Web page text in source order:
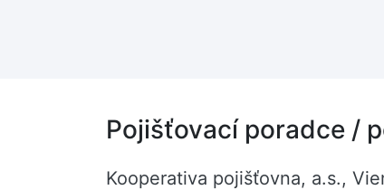
Pojišťovací poradce /
Kooperativa pojišťovna, a.s.,